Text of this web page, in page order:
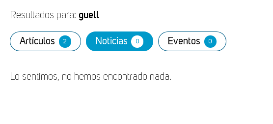
Resultados para: guell
Artículos 2 Noticias 0 Eventos 0
Lo sentimos, no hemos encontrado nada.